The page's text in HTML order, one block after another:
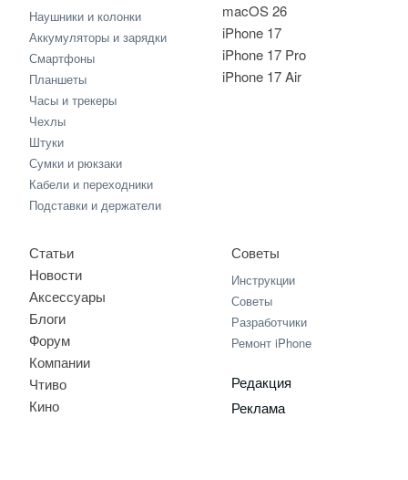
macOS 26
iPhone 17
iPhone 17 Pro
iPhone 17 Air
Наушники и колонки
Аккумуляторы и зарядки
Смартфоны
Планшеты
Часы и трекеры
Чехлы
Штуки
Сумки и рюкзаки
Кабели и переходники
Подставки и держатели
Статьи
Новости
Аксессуары
Блоги
Форум
Компании
Чтиво
Кино
Советы
Инструкции
Советы
Разработчики
Ремонт iPhone
Редакция
Реклама